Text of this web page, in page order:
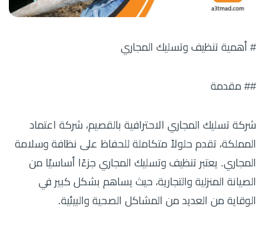
# أهمية تنظيف وتسليك المجاري
## مقدمة
شركة تسليك المجاري الاحترافية بالقصيم، شركة اعتماد
المملكة، تقدم حلولاً متكاملة للحفاظ على نظافة وسلامة
المجاري. يعتبر تنظيف وتسليك المجاري جزءًا أساسيًا من
الصيانة المنزلية والتجارية، حيث يساهم بشكل كبير في
الوقاية من العديد من المشاكل الصحية والبيئية.